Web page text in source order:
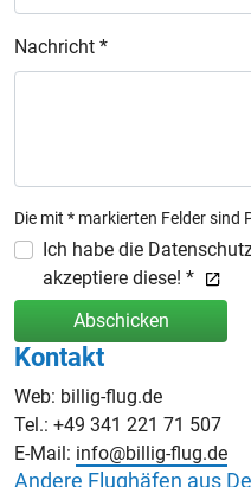
Nachricht *
Die mit * markierten Felder sind
Ich habe die
akzeptiere diese! *
Abschicken
Kontakt
Web: billig-flug.de
Tel.: +49 341 221 71 507
E-Mail: info@billig-flug.de
Andere Flughäfen aus